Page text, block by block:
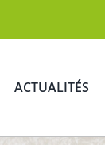
ACTUALITÉS